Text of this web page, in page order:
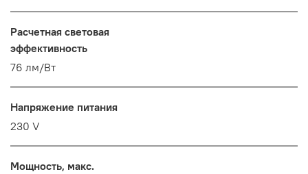
Расчетная световая
эффективность
76 лм/Вт
Напряжение питания
230 V
Мощность, макс.